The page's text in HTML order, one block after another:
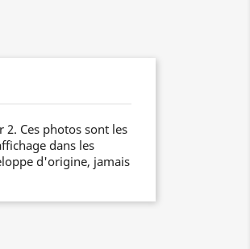
Ces photos sont les
dans les
d'origine, jamais